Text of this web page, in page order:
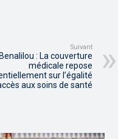
Suivant
Benalilou : La couverture
médicale repose
sur l’égalité
aux soins de santé